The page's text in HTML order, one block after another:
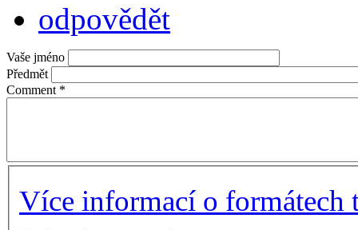
odpovědět
Vaše jméno
Předmět
Comment *
Více informací o formátech